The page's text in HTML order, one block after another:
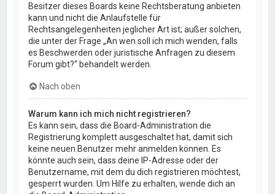
Besitzer dieses Boards keine Rechtsberatung anbieten
kann und nicht die Anlaufstelle für
Rechtsangelegenheiten jeglicher Art ist; außer solchen,
die unter der Frage „An wen soll ich mich wenden, falls
es Beschwerden oder juristische Anfragen zu diesem
Forum gibt?“ behandelt werden.
Nach oben
Warum kann ich mich nicht registrieren?
Es kann sein, dass die Board-Administration die
Registrierung komplett ausgeschaltet hat, damit sich
keine neuen Benutzer mehr anmelden können. Es
könnte auch sein, dass deine IP-Adresse oder der
Benutzername, mit dem du dich registrieren möchtest,
gesperrt wurden. Um Hilfe zu erhalten, wende dich an